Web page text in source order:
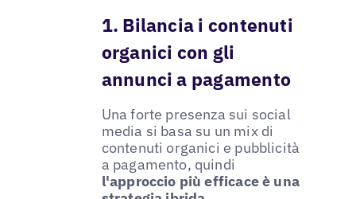
1. Bilancia i contenuti
organici con gli
annunci a pagamento
Una forte presenza sui social
media si basa su un mix di
contenuti organici e pubblicità
a pagamento, quindi
l'approccio più efficace è una